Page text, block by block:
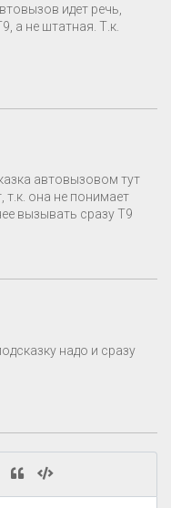
идет речь,
а не штатная. Т.к.
автовызовом тут
т.к. она не понимает
вызывать сразу Т9
надо и сразу